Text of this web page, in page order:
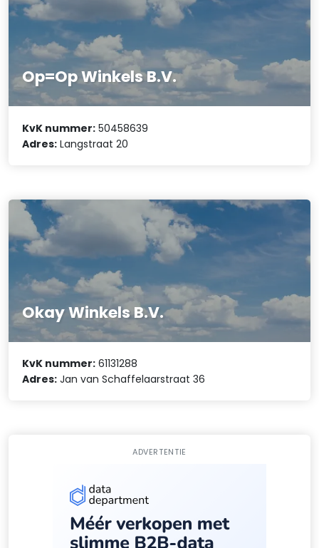
Op=Op Winkels B.V.
KvK nummer: 50458639
Adres: Langstraat 20
Okay Winkels B.V.
KvK nummer: 61131288
Adres: Jan van Schaffelaarstraat 36
ADVERTENTIE